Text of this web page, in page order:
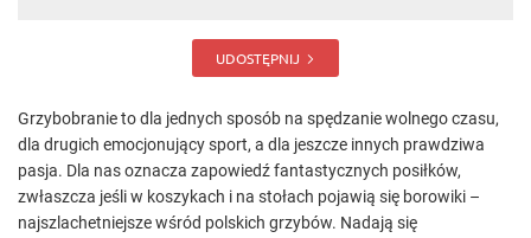
koszykach i na stołach pojawią się borowiki – najszla
UDOSTĘPNIJ
Grzybobranie to dla jednych sposób na spędzanie wolnego czasu,
dla drugich emocjonujący sport, a dla jeszcze innych prawdziwa
pasja. Dla nas oznacza zapowiedź fantastycznych posiłków,
zwłaszcza jeśli w koszykach i na stołach pojawią się borowiki –
najszlachetniejsze wśród polskich grzybów. Nadają się